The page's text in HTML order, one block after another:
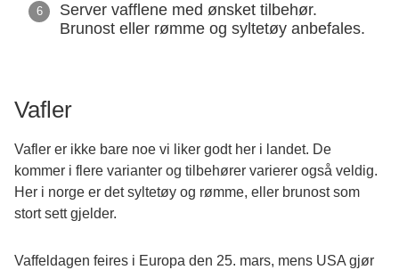
Server vafflene med ønsket tilbehør.
Brunost eller rømme og syltetøy anbefales.
Vafler
Vafler er ikke bare noe vi liker godt her i landet. De
kommer i flere varianter og tilbehører varierer også veldig.
Her i norge er det syltetøy og rømme, eller brunost som
stort sett gjelder.
Vaffeldagen feires i Europa den 25. mars, mens USA gjør